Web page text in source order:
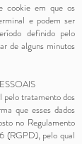
cookie em que os
e podem ser
definido pelo
de alguns minutos
pelo tratamento dos
que esses dados
no Regulamento
(RGPD), pelo qual